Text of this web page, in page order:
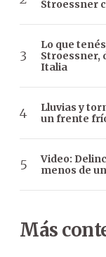
Stroessner
Lo que
Stroessner,
Italia
Lluvias y
un frente
Video:
menos de
Más